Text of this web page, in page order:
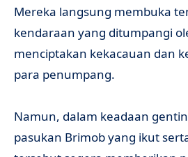
Mereka langsung membuka
kendaraan yang ditumpangi
menciptakan kekacauan dan
para penumpang.
Namun, dalam keadaan
pasukan Brimob yang ikut